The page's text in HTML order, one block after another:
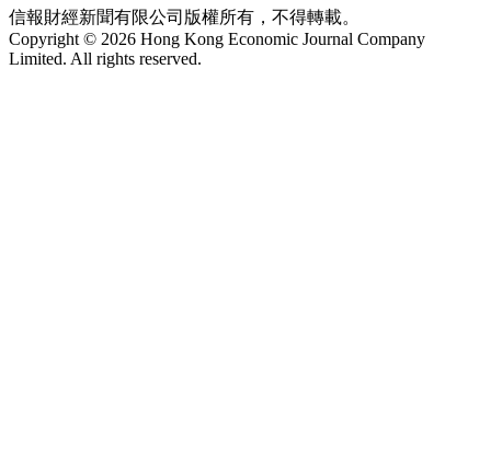
信報財經新聞有限公司版權所有，不得轉載。
Copyright © 2026 Hong Kong Economic Journal Company
Limited. All rights reserved.